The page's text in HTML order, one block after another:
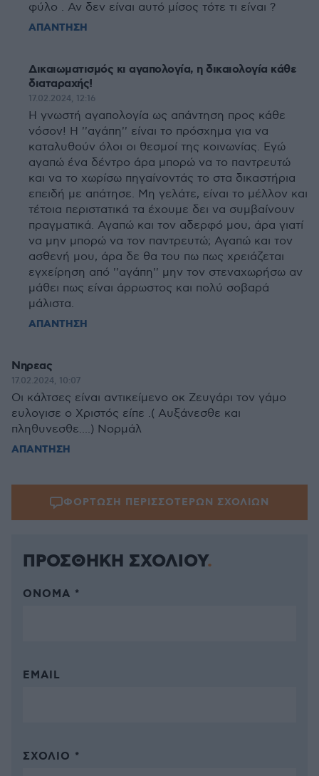
φύλο . Αν δεν είναι αυτό μίσος τότε τι είναι ?
ΑΠΑΝΤΗΣΗ
Δικαιωματισμός κι αγαπολογία, η δικαιολογία κάθε
διαταραχής!
17.02.2024, 12:16
Η γνωστή αγαπολογία ως απάντηση προς κάθε
νόσον! Η ''αγάπη'' είναι το πρόσχημα για να
καταλυθούν όλοι οι θεσμοί της κοινωνίας. Εγώ
αγαπώ ένα δέντρο άρα μπορώ να το παντρευτώ
και να το χωρίσω πηγαίνοντάς το στα δικαστήρια
επειδή με απάτησε. Μη γελάτε, είναι το μέλλον και
τέτοια περιστατικά τα έχουμε δει να συμβαίνουν
πραγματικά. Αγαπώ και τον αδερφό μου, άρα γιατί
να μην μπορώ να τον παντρευτώ; Αγαπώ και τον
ασθενή μου, άρα δε θα του πω πως χρειάζεται
εγχείρηση από ''αγάπη'' μην τον στεναχωρήσω αν
μάθει πως είναι άρρωστος και πολύ σοβαρά
μάλιστα.
ΑΠΑΝΤΗΣΗ
Νηρεας
17.02.2024, 10:07
Οι κάλτσες είναι αντικείμενο οκ Ζευγάρι τον γάμο
ευλογισε ο Χριστός είπε .( Αυξάνεσθε και
πληθυνεσθε....) Νορμάλ
ΑΠΑΝΤΗΣΗ
ΦΟΡΤΩΣΗ ΠΕΡΙΣΣΟΤΕΡΩΝ ΣΧΟΛΙΩΝ
ΠΡΟΣΘΗΚΗ ΣΧΟΛΙΟΥ
ΌΝΟΜΑ *
EMAIL
ΣΧΌΛΙΟ *